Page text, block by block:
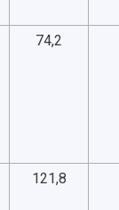
74,2
121,8